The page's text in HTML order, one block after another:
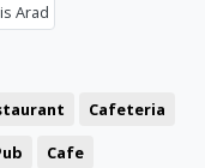
Arad
Cafeteria
Cafe